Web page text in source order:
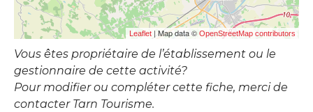
Leaflet | Map data © OpenStreetMap contributors
Vous êtes propriétaire de l’établissement ou le
gestionnaire de cette activité?
Pour modifier ou compléter cette fiche, merci de
contacter Tarn Tourisme.